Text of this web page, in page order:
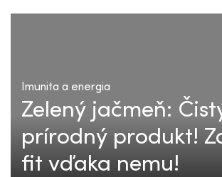
Imunita a energia
Zelený jačmeň:
prírodný produkt!
fit vďaka nemu!